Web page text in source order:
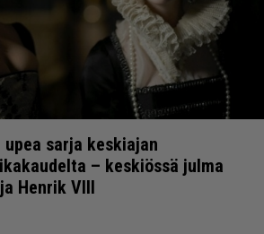
sarja keskiajan
– keskiössä julma
Henrik VIII